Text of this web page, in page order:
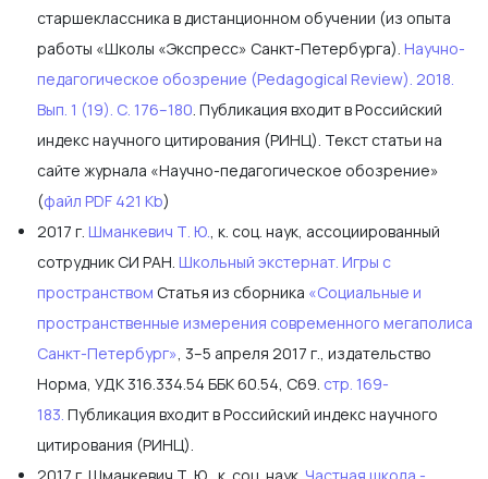
старшеклассника в дистанционном обучении (из опыта
работы «Школы «Экспресс» Санкт-Петербурга). Научно-
педагогическое обозрение (Pedagogical Review). 2018.
Вып. 1 (19). С. 176–180. Публикация входит в Российский
индекс научного цитирования (РИНЦ). Текст статьи на
сайте журнала «Научно-педагогическое обозрение»
(файл PDF 421 Kb)
2017 г. Шманкевич Т. Ю., к. соц. наук, ассоциированный
сотрудник СИ РАН. Школьный экстернат. Игры с
пространством Статья из сборника «Социальные и
пространственные измерения современного мегаполиса
Санкт-Петербург», 3–5 апреля 2017 г., издательство
Норма, УДК 316.334.54 ББК 60.54, С69. стр. 169-
183. Публикация входит в Российский индекс научного
цитирования (РИНЦ).